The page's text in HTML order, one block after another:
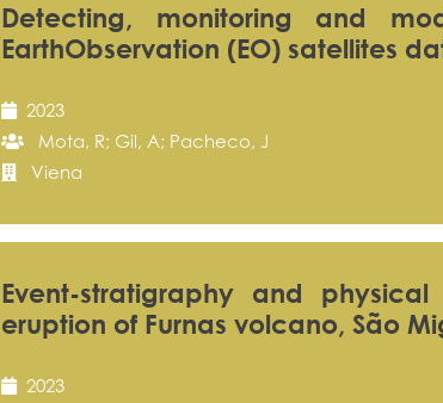
Detecting, monitoring and
EarthObservation (EO) satellites
2023
Mota, R; Gil, A; Pacheco, J
Viena
Event-stratigraphy and
eruption of Furnas volcano, São
2023